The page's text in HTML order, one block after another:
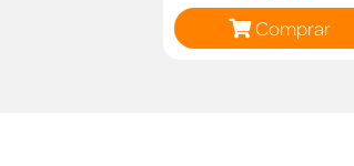
Comprar